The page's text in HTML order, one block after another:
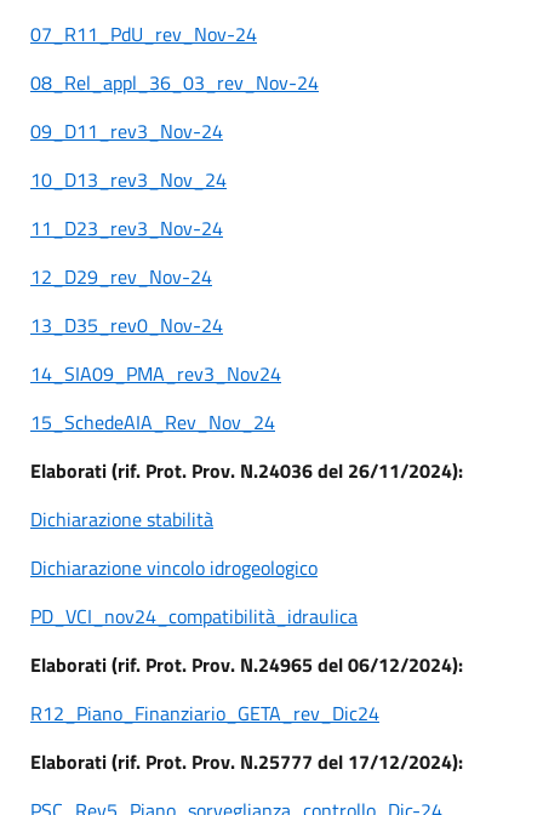
07_R11_PdU_rev_Nov-24
08_Rel_appl_36_03_rev_Nov-24
09_D11_rev3_Nov-24
10_D13_rev3_Nov_24
11_D23_rev3_Nov-24
12_D29_rev_Nov-24
13_D35_rev0_Nov-24
14_SIA09_PMA_rev3_Nov24
15_SchedeAIA_Rev_Nov_24
Elaborati (rif. Prot. Prov. N.24036 del 26/11/2024):
Dichiarazione stabilità
Dichiarazione vincolo idrogeologico
PD_VCI_nov24_compatibilità_idraulica
Elaborati (rif. Prot. Prov. N.24965 del 06/12/2024):
R12_Piano_Finanziario_GETA_rev_Dic24
Elaborati (rif. Prot. Prov. N.25777 del 17/12/2024):